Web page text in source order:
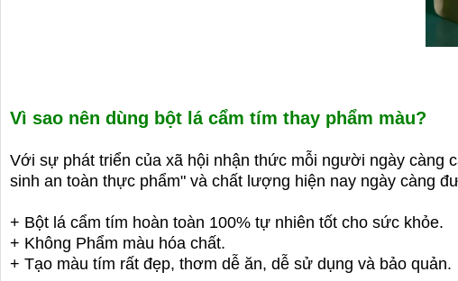
Vì sao nên dùng bột lá cẩm tím thay phẩm màu?
Với sự phát triển của xã hội nhận thức mỗi người ngày càng
sinh an toàn thực phẩm" và chất lượng hiện nay ngày càng
+ Bột lá cẩm tím hoàn toàn 100% tự nhiên tốt cho sức khỏe.
+ Không Phẩm màu hóa chất.
+ Tạo màu tím rất đẹp, thơm dễ ăn, dễ sử dụng và bảo quản.